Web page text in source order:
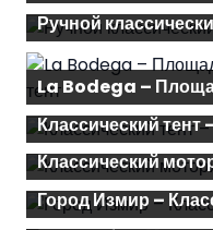
Классический тент
Город Измир –